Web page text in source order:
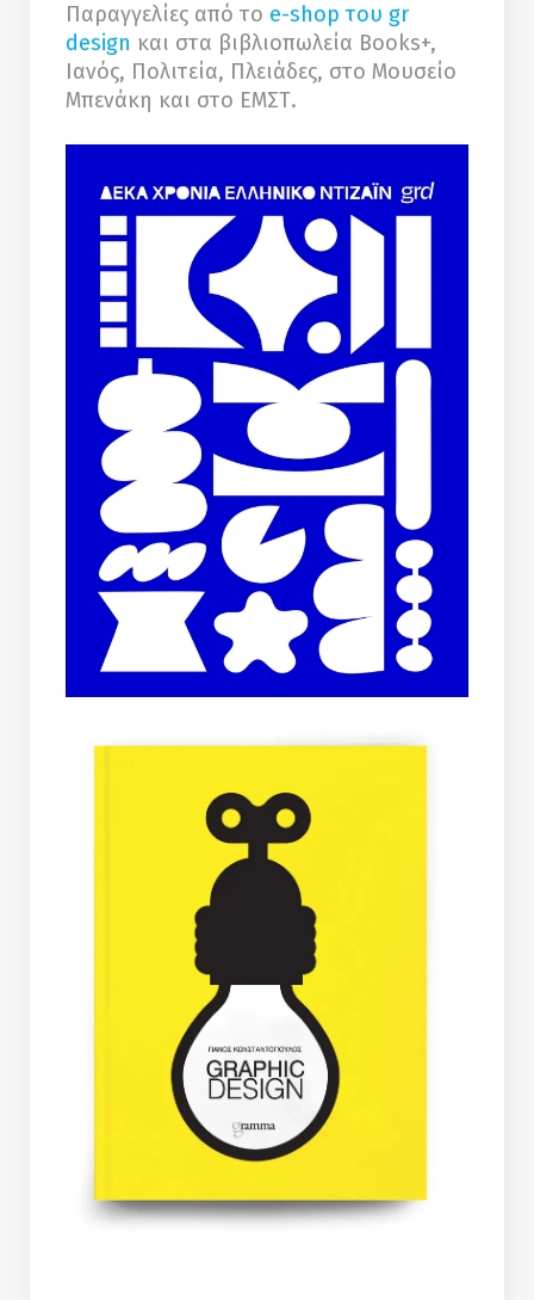
Παραγγελίες από το e-shop του gr
design και στα βιβλιοπωλεία Books+,
Ιανός, Πολιτεία, Πλειάδες, στο Μουσείο
Μπενάκη και στο ΕΜΣΤ.